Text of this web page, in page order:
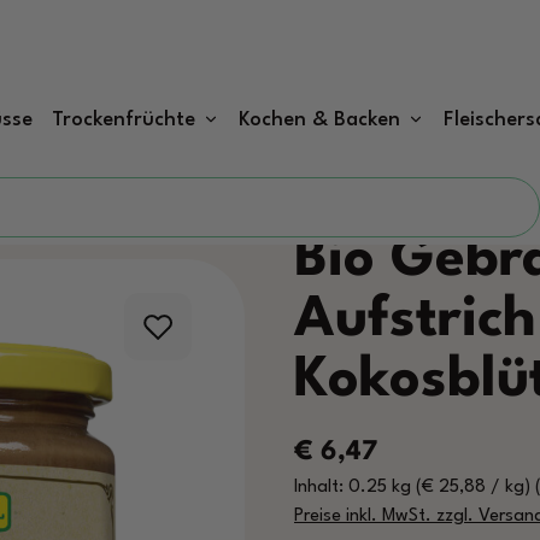
Trockenfrüchte Kochen & Backen
Bio
Regulärer Preis:
€ 6,47
Inhalt: 0.25 kg (€ 25,88 / kg)
Preise inkl. MwSt. zzgl.